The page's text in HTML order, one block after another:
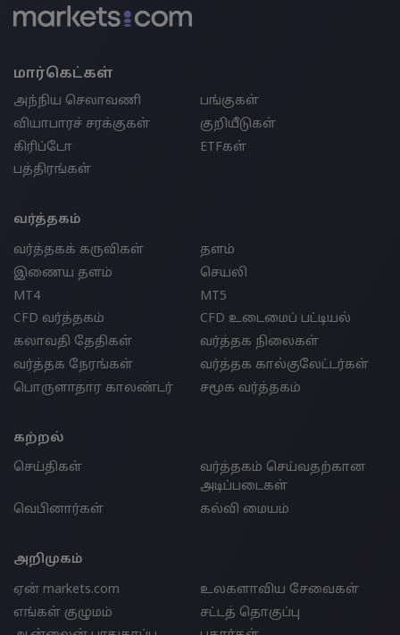
மார்கெட்கள்
அந்நிய செலாவணி
பங்குகள்
வியாபாரச் சரக்குகள்
குறியீடுகள்
கிரிப்டோ
ETFகள்
பத்திரங்கள்
வர்த்தகம்
வர்த்தகக் கருவிகள்
தளம்
இணைய தளம்
செயலி
MT4
MT5
CFD வர்த்தகம்
CFD உடைமைப் பட்டியல்
கலாவதி தேதிகள்
வர்த்தக நிலைகள்
வர்த்தக நேரங்கள்
வர்த்தக கால்குலேட்டர்கள்
பொருளாதார காலண்டர்
சமூக வர்த்தகம்
கற்றல்
செய்திகள்
வர்த்தகம் செய்வதற்கான
அடிப்படைகள்
வெபினார்கள்
கல்வி மையம்
அறிமுகம்
ஏன் markets.com
உலகளாவிய சேவைகள்
எங்கள் குழுமம்
சட்டத் தொகுப்பு